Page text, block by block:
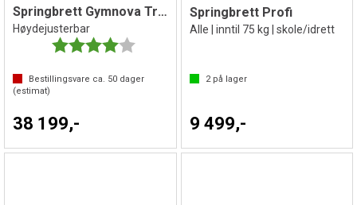
Springbrett Gymnova Trampo Tremp
Høydejusterbar
Karakter:
4.0 av 5 mulige
Bestillingsvare ca. 50 dager
(estimat)
38 199,-
Springbrett Profi
Alle | inntil 75 kg | skole/idrett
2på lager
9 499,-